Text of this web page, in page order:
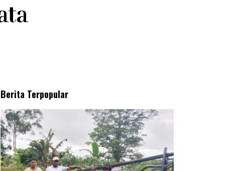
Berita Terpopular